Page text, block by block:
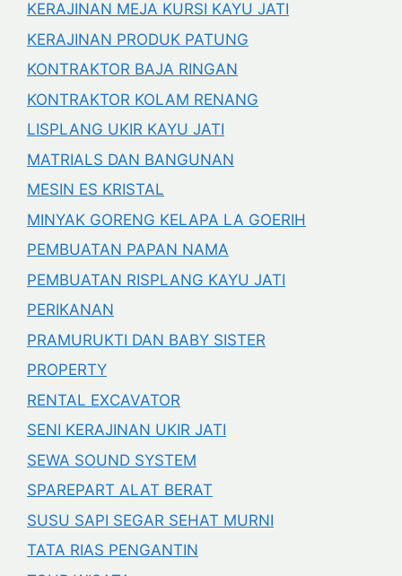
KERAJINAN MEJA KURSI KAYU JATI
KERAJINAN PRODUK PATUNG
KONTRAKTOR BAJA RINGAN
KONTRAKTOR KOLAM RENANG
LISPLANG UKIR KAYU JATI
MATRIALS DAN BANGUNAN
MESIN ES KRISTAL
MINYAK GORENG KELAPA LA GOERIH
PEMBUATAN PAPAN NAMA
PEMBUATAN RISPLANG KAYU JATI
PERIKANAN
PRAMURUKTI DAN BABY SISTER
PROPERTY
RENTAL EXCAVATOR
SENI KERAJINAN UKIR JATI
SEWA SOUND SYSTEM
SPAREPART ALAT BERAT
SUSU SAPI SEGAR SEHAT MURNI
TATA RIAS PENGANTIN